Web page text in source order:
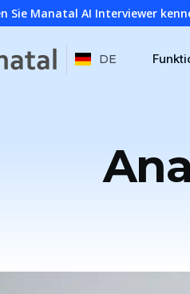
Sie Manatal AI Interviewer
DE